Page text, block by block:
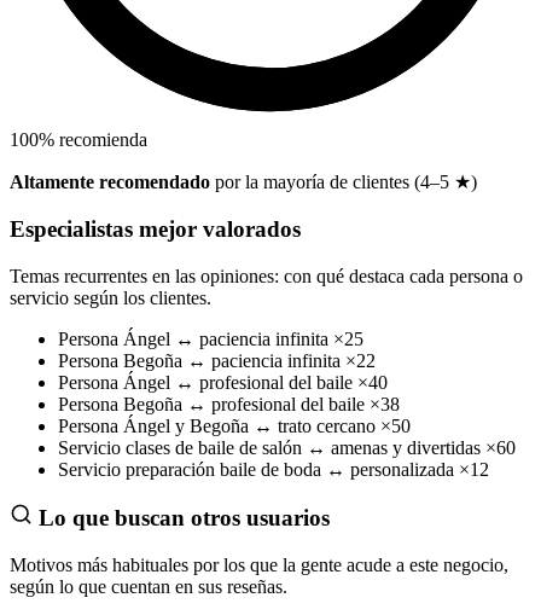
100% recomienda
Altamente recomendado por la mayoría de clientes (4–5 ★)
Especialistas mejor valorados
Temas recurrentes en las opiniones: con qué destaca cada persona o
servicio según los clientes.
Persona Ángel ↔ paciencia infinita ×25
Persona Begoña ↔ paciencia infinita ×22
Persona Ángel ↔ profesional del baile ×40
Persona Begoña ↔ profesional del baile ×38
Persona Ángel y Begoña ↔ trato cercano ×50
Servicio clases de baile de salón ↔ amenas y divertidas ×60
Servicio preparación baile de boda ↔ personalizada ×12
Lo que buscan otros usuarios
Motivos más habituales por los que la gente acude a este negocio,
según lo que cuentan en sus reseñas.